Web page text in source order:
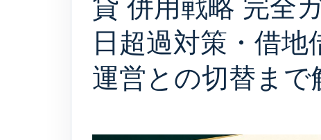
貸 併用戦略 完全
日超過対策・借
運営との切替まで